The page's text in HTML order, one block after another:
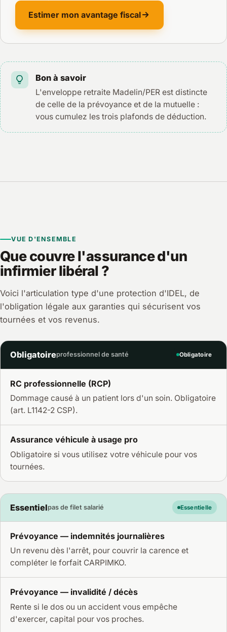
Estimer mon avantage fiscal
Bon à savoir
L'enveloppe retraite Madelin/PER est distincte
de celle de la prévoyance et de la mutuelle :
vous cumulez les trois plafonds de déduction.
VUE D'ENSEMBLE
Que couvre l'assurance d'un
infirmier libéral ?
Voici l'articulation type d'une protection d'IDEL, de
l'obligation légale aux garanties qui sécurisent vos
tournées et vos revenus.
Obligatoireprofessionnel de santé Obligatoire
RC professionnelle (RCP)
Dommage causé à un patient lors d'un soin. Obligatoire
(art. L1142-2 CSP).
Assurance véhicule à usage pro
Obligatoire si vous utilisez votre véhicule pour vos
tournées.
Essentielpas de filet salarié Essentielle
Prévoyance — indemnités journalières
Un revenu dès l'arrêt, pour couvrir la carence et
compléter le forfait CARPIMKO.
Prévoyance — invalidité / décès
Rente si le dos ou un accident vous empêche
d'exercer, capital pour vos proches.